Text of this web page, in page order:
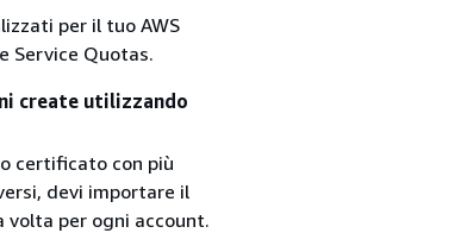
per il tuo AWS
Service Quotas.
create utilizzando
certificato con più
devi importare il
volta per ogni account.